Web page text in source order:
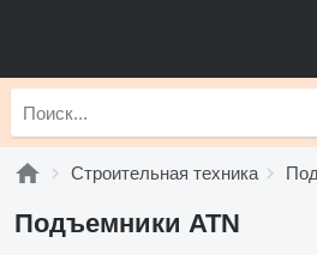
Строительная техника
Подъемники ATN